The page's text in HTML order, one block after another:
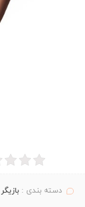
دسته بندی :بازیگر